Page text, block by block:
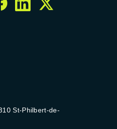
St-Philbert-de-
facebook
linkedin
twitter